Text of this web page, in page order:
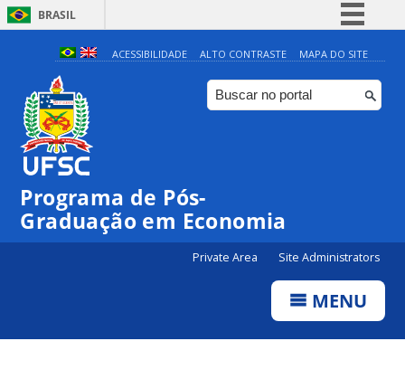
BRASIL
Simplifique!
Comunica BR
Participe
ACESSIBILIDADE ALTO CONTRASTE MAPA DO SITE
Programa de Pós-
Graduação em Economia
Private Area Site Administrators
MENU